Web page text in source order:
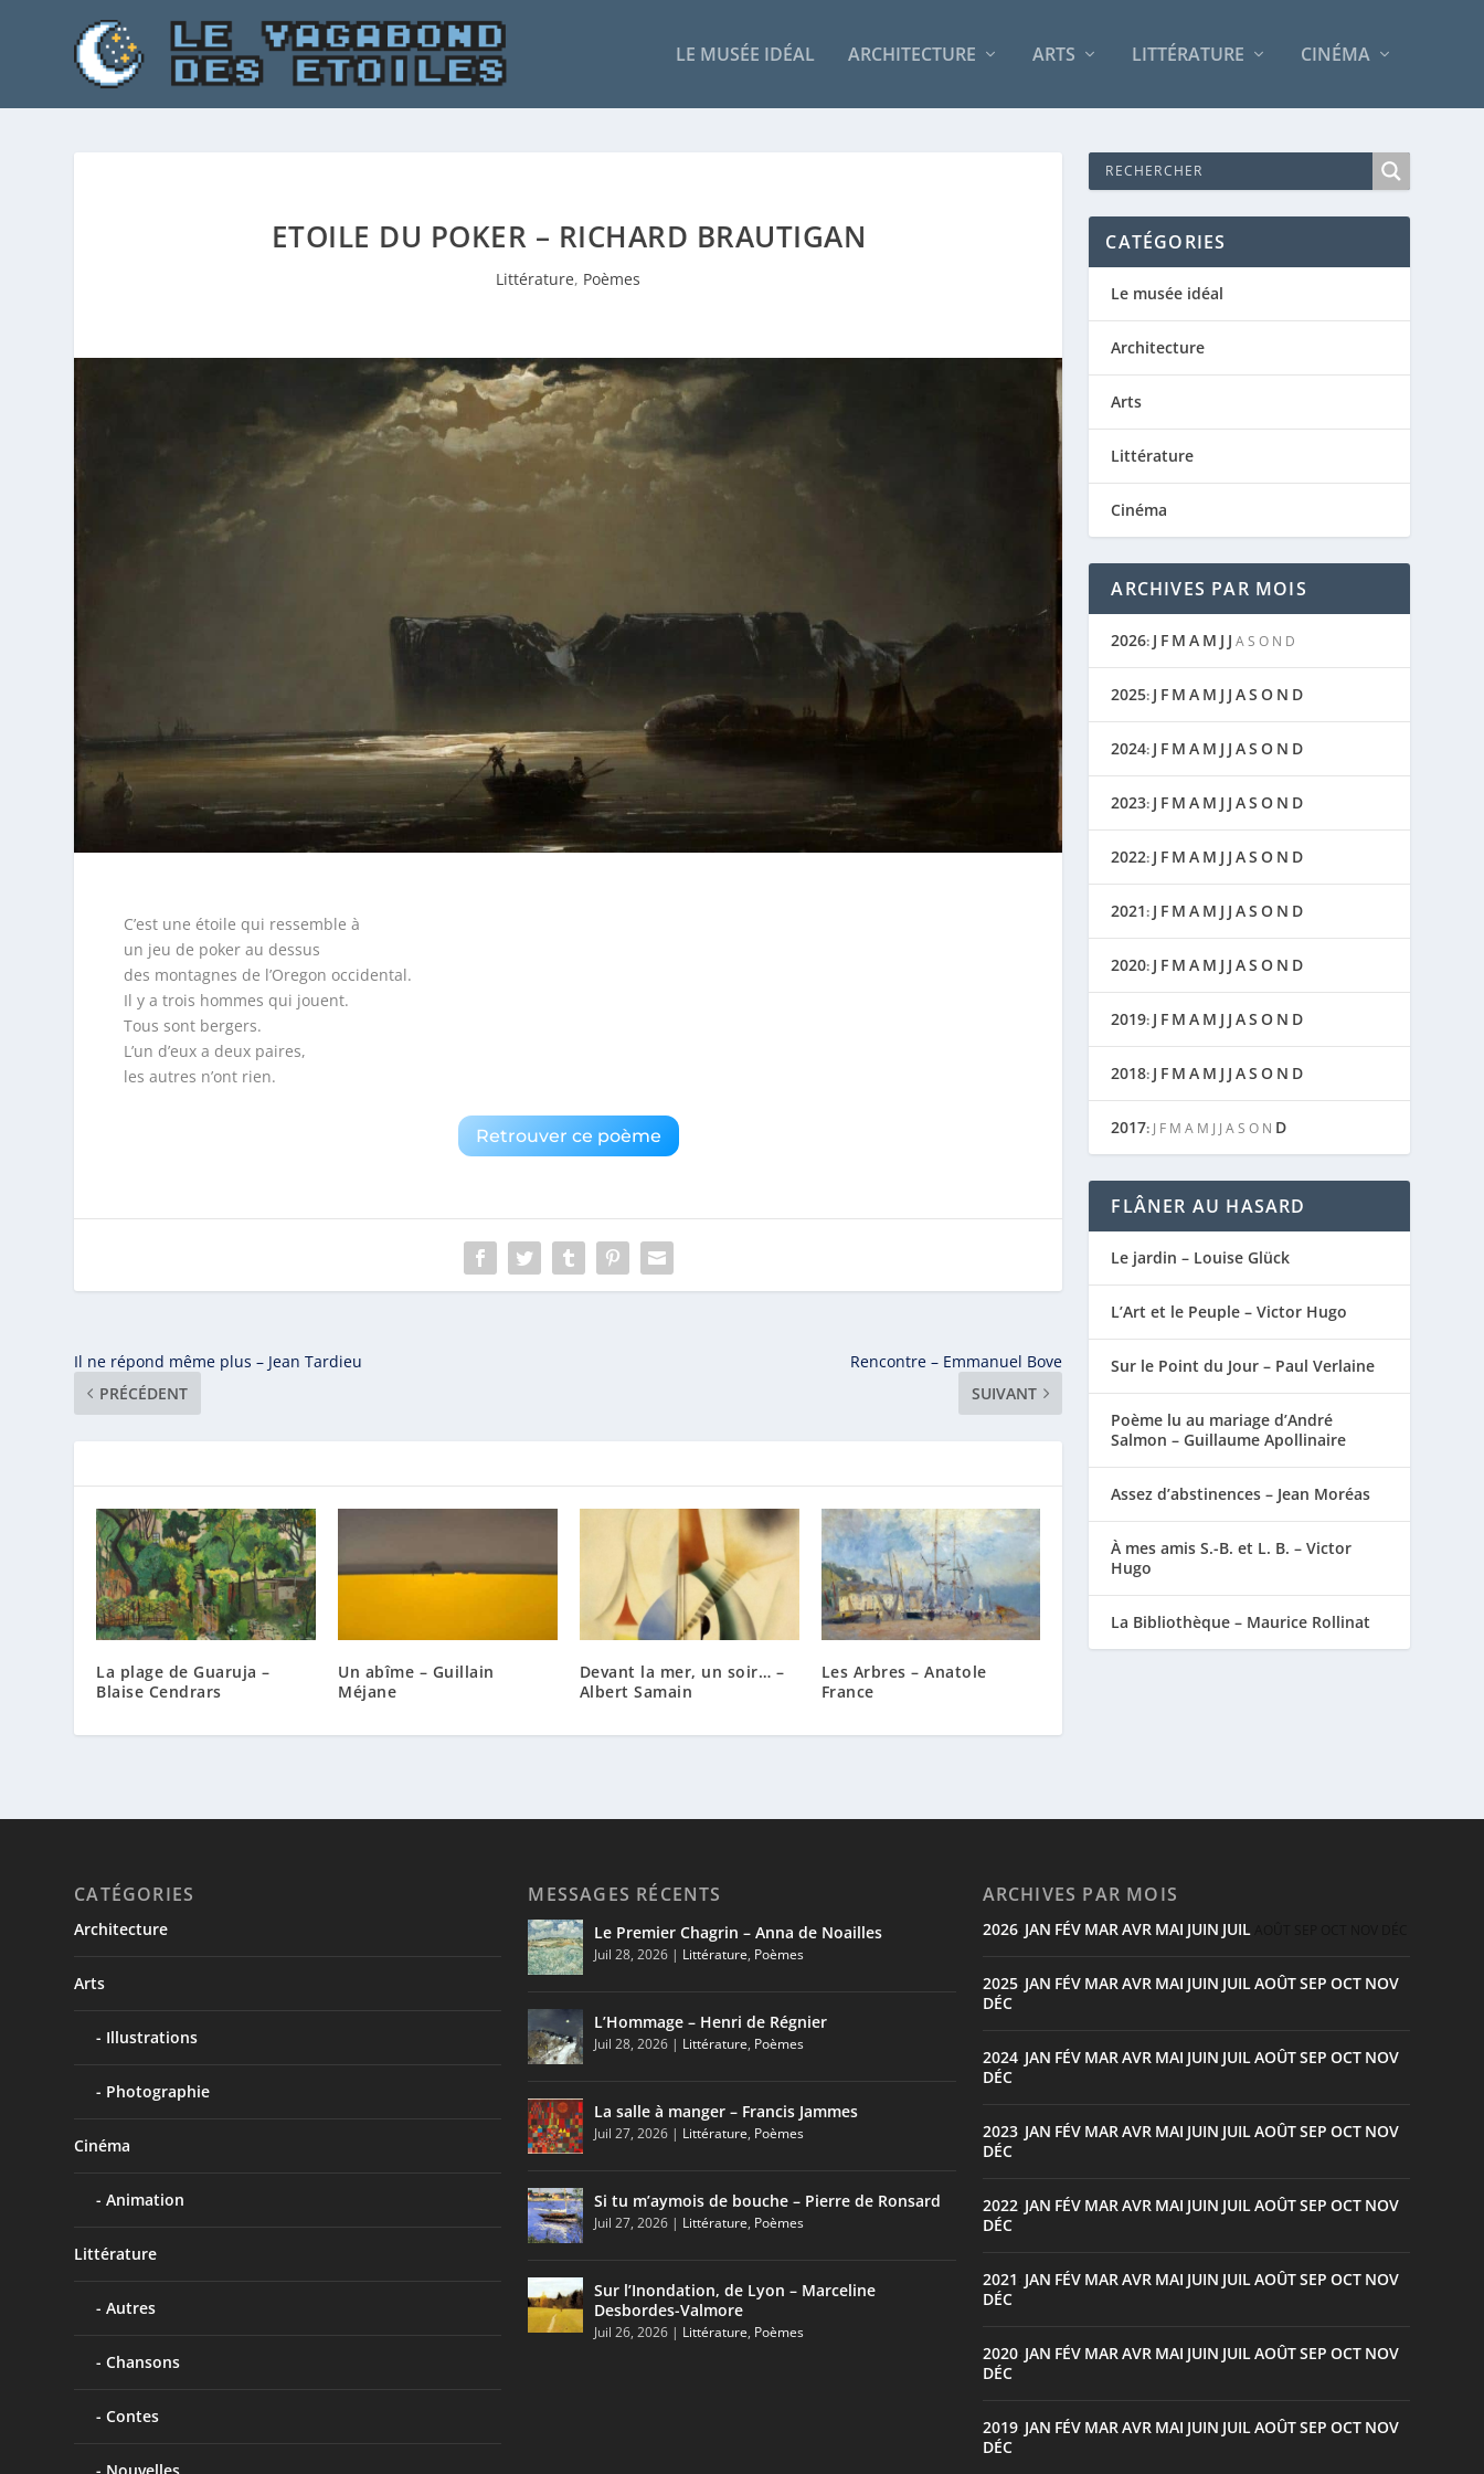
LE MUSÉE IDÉAL ARCHITECTURE ARTS LITTÉRATURE CINÉMA
ETOILE DU POKER – RICHARD BRAUTIGAN
Littérature, Poèmes
C’est une étoile qui ressemble à
un jeu de poker au dessus
des montagnes de l’Oregon occidental.
Il y a trois hommes qui jouent.
Tous sont bergers.
L’un d’eux a deux paires,
les autres n’ont rien.
Retrouver ce poème
Il ne répond même plus – Jean Tardieu
PRÉCÉDENT
Rencontre – Emmanuel Bove
SUIVANT
La plage de Guaruja –
Blaise Cendrars
Un abîme – Guillain
Méjane
Devant la mer, un soir… –
Albert Samain
Les Arbres – Anatole
France
CATÉGORIES
Le musée idéal
Architecture
Arts
Littérature
Cinéma
ARCHIVES PAR MOIS
2026: J F M A M J J AS O N D
2025: J F M A M J J AS O N D
2024: J F M A M J J AS O N D
2023: J F M A M J J AS O N D
2022: J F M A M J J AS O N D
2021: J F M A M J J AS O N D
2020: J F M A M J J AS O N D
2019: J F M A M J J AS O N D
2018: J F M A M J J AS O N D
2017: J F M A M J J AS O N D
FLÂNER AU HASARD
Le jardin – Louise Glück
L’Art et le Peuple – Victor Hugo
Sur le Point du Jour – Paul Verlaine
Poème lu au mariage d’André
Salmon – Guillaume Apollinaire
Assez d’abstinences – Jean Moréas
À mes amis S.-B. et L. B. – Victor
Hugo
La Bibliothèque – Maurice Rollinat
CATÉGORIES
Architecture
Arts
Illustrations
Photographie
Cinéma
Animation
Littérature
Autres
Chansons
Contes
MESSAGES RÉCENTS
Le Premier Chagrin – Anna de Noailles
Juil 28, 2026 | Littérature, Poèmes
L’Hommage – Henri de Régnier
Juil 28, 2026 | Littérature, Poèmes
La salle à manger – Francis Jammes
Juil 27, 2026 | Littérature, Poèmes
Si tu m’aymois de bouche – Pierre de Ronsard
Juil 27, 2026 | Littérature, Poèmes
Sur l’Inondation, de Lyon – Marceline
Desbordes-Valmore
Juil 26, 2026 | Littérature, Poèmes
ARCHIVES PAR MOIS
2026: JAN FÉV MARAVR MAI JUIN JUIL
2025: JAN FÉV MARAVR MAI JUIN JUILAOÛTSEP OCT NOV
DÉC
2024: JAN FÉV MARAVR MAI JUIN JUILAOÛTSEP OCT NOV
DÉC
2023: JAN FÉV MARAVR MAI JUIN JUILAOÛTSEP OCT NOV
DÉC
2022: JAN FÉV MARAVR MAI JUIN JUILAOÛTSEP OCT NOV
DÉC
2021 JAN FÉV MARAVR MAI JUIN JUILAOÛTSEP OCT NOV
DÉC
2020: JAN FÉV MARAVR MAI JUIN JUILAOÛTSEP OCT NOV
DÉC
2019: JAN FÉV MARAVR MAI JUIN JUILAOÛTSEP OCT NOV
DÉC